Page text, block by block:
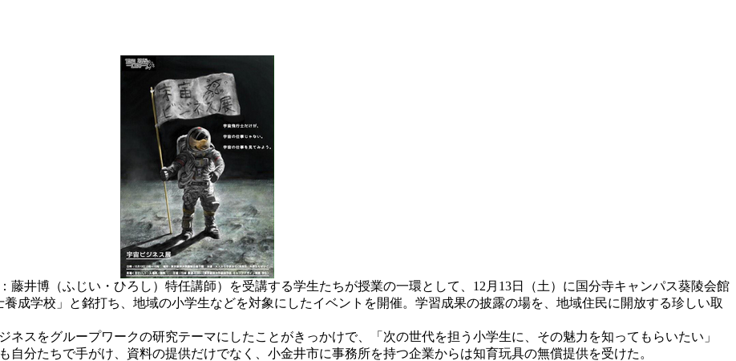
井博（ふじい・ひろし）特任講師）を受講する学生たちが授業の一環として、12月13日（土）に国分寺キャンパス葵陵会館
成学校」と銘打ち、地域の小学生などを対象にしたイベントを開催。学習成果の披露の場を、地域住民に開放する珍しい取
スをグループワークの研究テーマにしたことがきっかけで、「次の世代を担う小学生に、その魅力を知ってもらいたい」
分たちで手がけ、資料の提供だけでなく、小金井市に事務所を持つ企業からは知育玩具の無償提供を受けた。